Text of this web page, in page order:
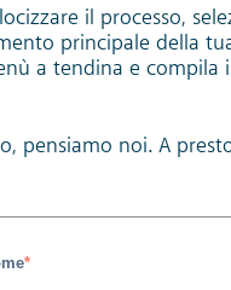
il processo,
principale della
a tendina e compila
pensiamo noi. A
*